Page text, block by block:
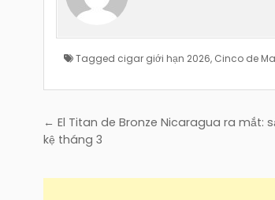
Tagged cigar giới hạn 2026, Cinco de
Điều
hướng
← El Titan de Bronze Nicaragua ra mắt:
kệ tháng 3